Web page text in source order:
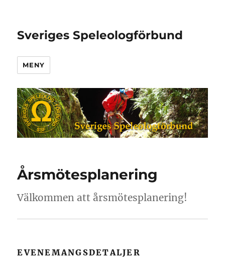
Sveriges Speleologförbund
MENY
Årsmötesplanering
Välkommen att årsmötesplanering!
EVENEMANGSDETALJER